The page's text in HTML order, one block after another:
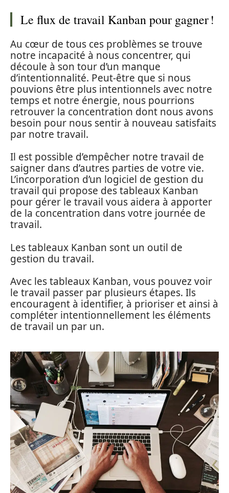
Le flux de travail Kanban pour gagner !
Au cœur de tous ces problèmes se trouve
notre incapacité à nous concentrer, qui
découle à son tour d’un manque
d’intentionnalité. Peut-être que si nous
pouvions être plus intentionnels avec notre
temps et notre énergie, nous pourrions
retrouver la concentration dont nous avons
besoin pour nous sentir à nouveau satisfaits
par notre travail.
Il est possible d’empêcher notre travail de
saigner dans d’autres parties de votre vie.
L’incorporation d’un logiciel de gestion du
travail qui propose des tableaux Kanban
pour gérer le travail vous aidera à apporter
de la concentration dans votre journée de
travail.
Les tableaux Kanban sont un outil de
gestion du travail.
Avec les tableaux Kanban, vous pouvez voir
le travail passer par plusieurs étapes. Ils
encouragent à identifier, à prioriser et ainsi à
compléter intentionnellement les éléments
de travail un par un.